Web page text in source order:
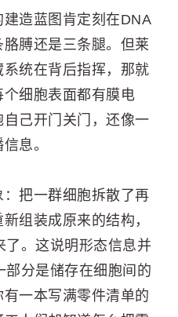
造蓝图肯定刻在DNA
膊还是三条腿。但莱
统在背后指挥，那就
个细胞表面都有膜电
己开门关门，还像一
息。
把一群细胞拆散了再
组装成原来的结构，
了。这说明形态信息并
部分是储存在细胞间的
一本写满零件清单的